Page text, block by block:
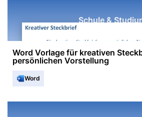
Schule &
Word Vorlage für kreativen
persönlichen Vorstellung
Word